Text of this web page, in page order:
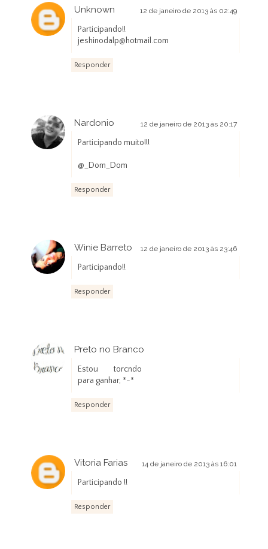
Unknown 12 de janeiro de 2013 às 02:49
Participando!!
jeshinodalp@hotmail.com
Responder
Nardonio 12 de janeiro de 2013 às 20:17
Participando muito!!!
@_Dom_Dom
Responder
Winie Barreto 12 de janeiro de 2013 às 23:46
Participando!!
Responder
Preto no Branco
Estou torcndo
para ganhar, *-*
Responder
Vitoria Farias 14 de janeiro de 2013 às 16:01
Participando !!
Responder